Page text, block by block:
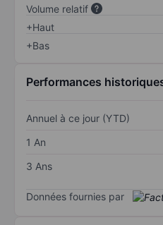
Volume relatif
+Haut
+Bas
Performances
Annuel à ce jour (YTD)
1 An
3 Ans
Données fournies par